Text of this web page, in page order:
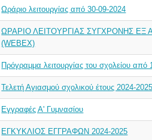
Ωράριο λειτουργίας από 30-09-2024
ΩΡΑΡΙΟ ΛΕΙΤΟΥΡΓΙΑΣ ΣΥΓΧΡΟΝΗΣ ΕΞ
(WEBEX)
Πρόγραμμα λειτουργίας του σχολείου από
Τελετή Αγιασμού σχολικού έτους 2024-2025
Εγγραφές Α' Γυμνασίου
ΕΓΚΥΚΛΙΟΣ ΕΓΓΡΑΦΩΝ 2024-2025